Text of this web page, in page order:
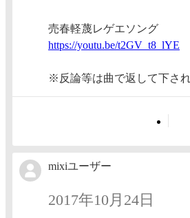
売春軽蔑レゲエソング
https://youtu.be/t2GV _t8_lYE
※反論等は曲で返して下さ
mixiユーザー
2017年10月24日